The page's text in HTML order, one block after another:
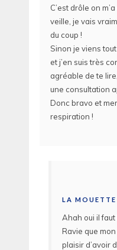
C’est drôle on
veille, je vais
du coup !
Sinon je viens
et j’en suis très
agréable de te
une consultation
Donc bravo et
respiration !
LA MOUETTE
Ahah oui il faut
Ravie que
plaisir d’avoir